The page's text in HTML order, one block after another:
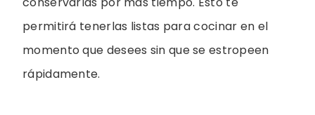
permitirá tenerlas listas para cocinar en el
momento que desees sin que se estropeen
rápidamente.